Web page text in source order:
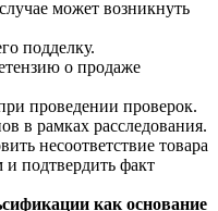
может возникнуть
подделку.
о продаже
проведении проверок.
в рамках расследования.
несоответствие товара
и подтвердить факт
как основание